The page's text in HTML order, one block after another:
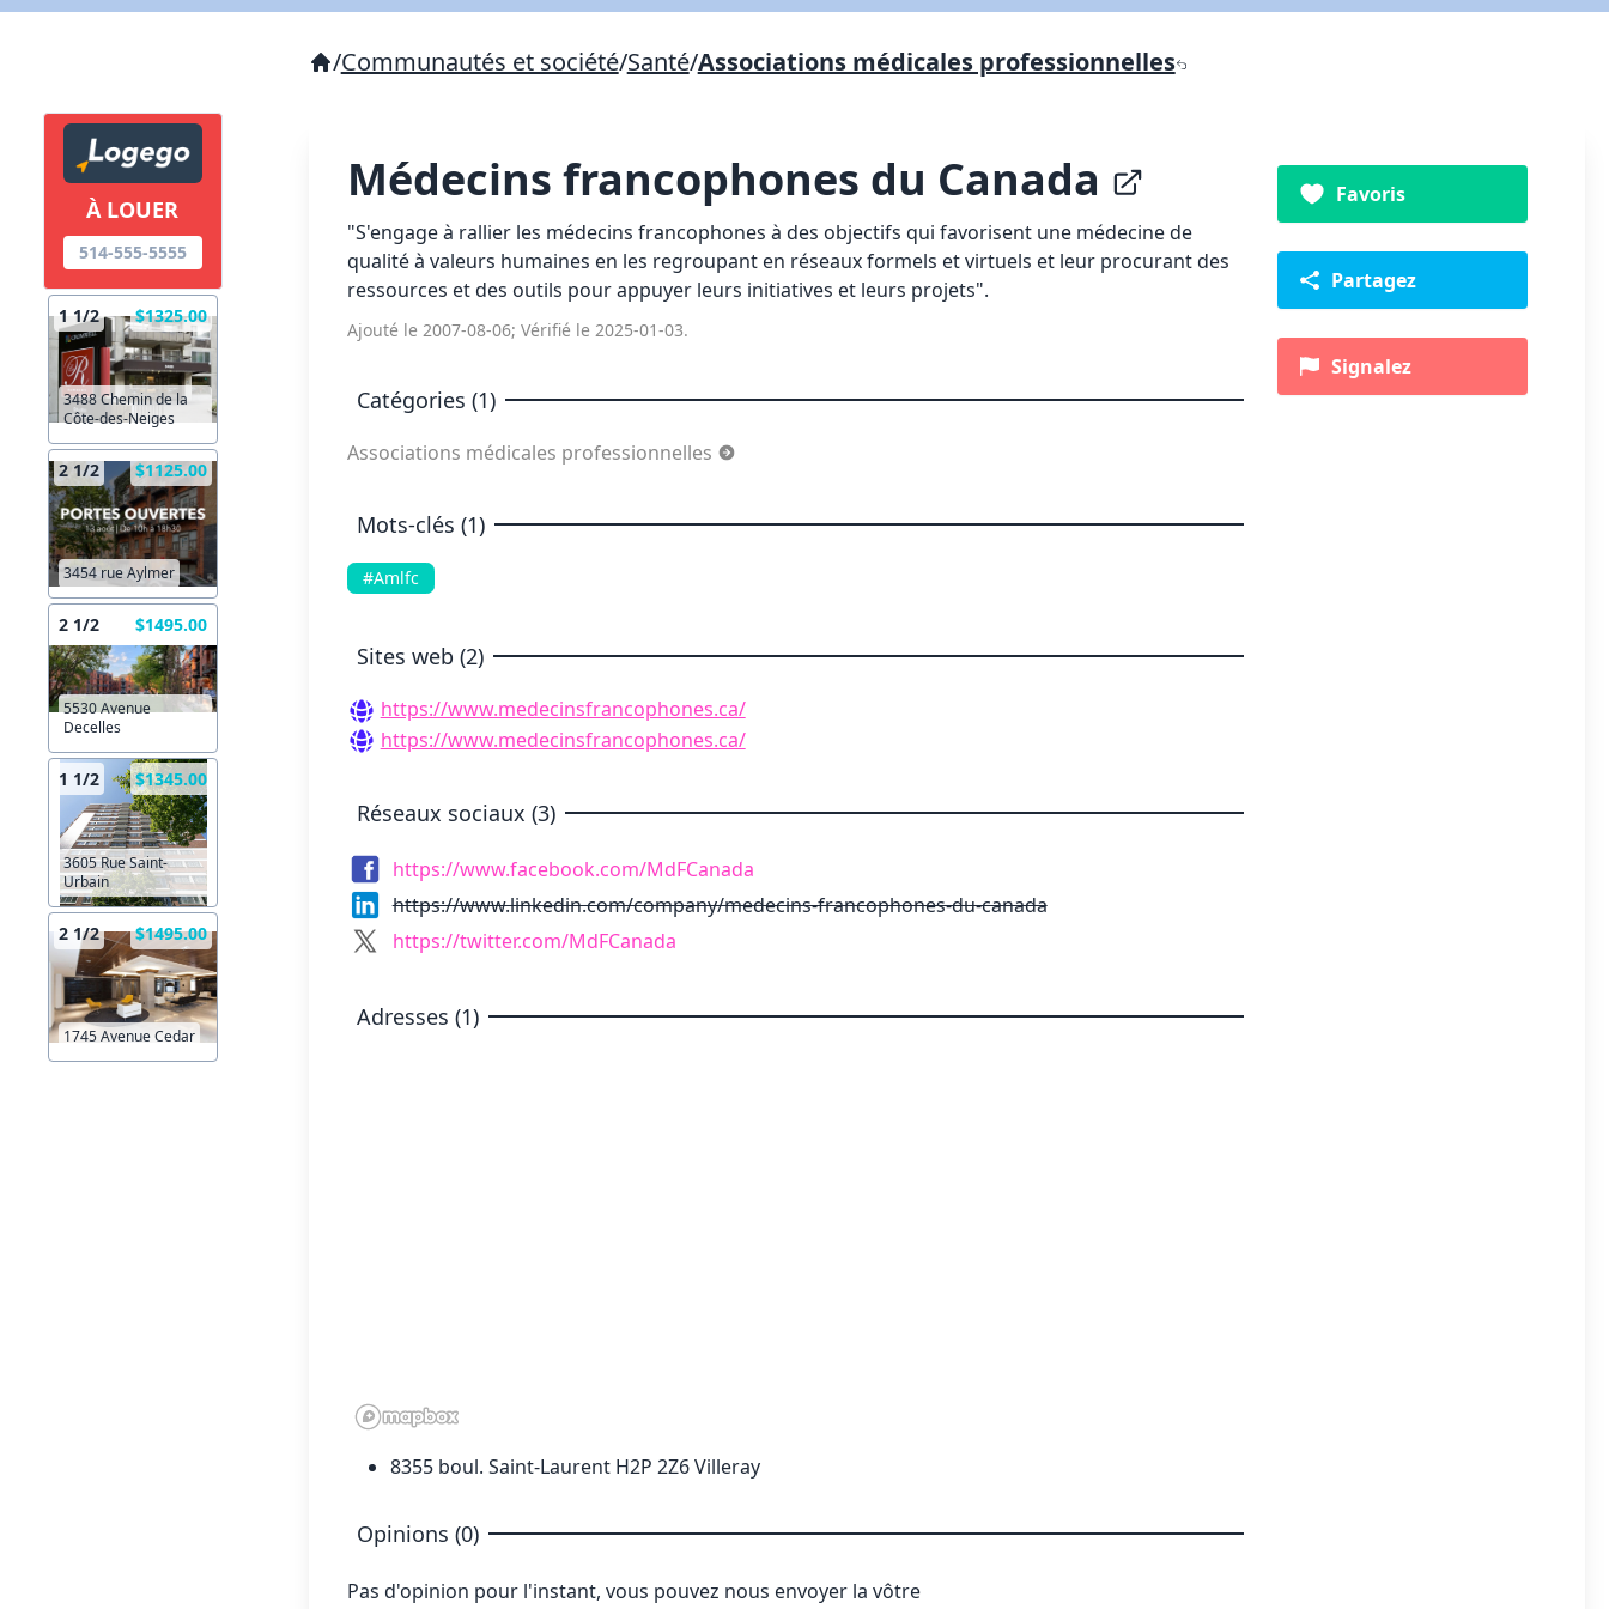
À LOUER
514-555-5555
1 1/2 $1325.00
3488 Chemin de la
Côte-des-Neiges
2 1/2 $1125.00
3454 rue Aylmer
2 1/2 $1495.00
5530 Avenue
Decelles
1 1/2 $1345.00
3605 Rue Saint-
Urbain
2 1/2 $1495.00
1745 Avenue Cedar
/Communautés et société/Santé/Associations médicales professionnelles
Médecins francophones du Canada
"S'engage à rallier les médecins francophones à des objectifs qui favorisent une médecine de
qualité à valeurs humaines en les regroupant en réseaux formels et virtuels et leur procurant des
ressources et des outils pour appuyer leurs initiatives et leurs projets".
Ajouté le 2007-08-06; Vérifié le 2025-01-03.
Catégories (1)
Associations médicales professionnelles
Mots-clés (1)
#Amlfc
Sites web (2)
https://www.medecinsfrancophones.ca/
https://www.medecinsfrancophones.ca/
Réseaux sociaux (3)
https://www.facebook.com/MdFCanada
https://www.linkedin.com/company/medecins-francophones-du-canada
https://twitter.com/MdFCanada
Adresses (1)
8355 boul. Saint-Laurent H2P 2Z6 Villeray
Opinions (0)
Pas d'opinion pour l'instant, vous pouvez nous envoyer la vôtre
Favoris
Partagez
Signalez
Lien vers inscription (sera inclus dans courriel)